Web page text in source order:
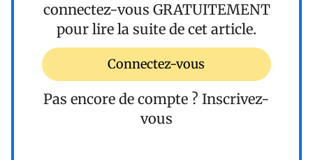
connectez-vous GRATUITEMENT
pour lire la suite de cet article.
Connectez-vous
Pas encore de compte ? Inscrivez-
vous